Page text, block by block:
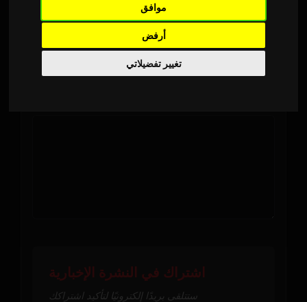
موافق
أرفض
تغيير تفضيلاتي
اشتراك في النشرة الإخبارية
ستتلقى بريدًا إلكترونيًا لتأكيد اشتراكك